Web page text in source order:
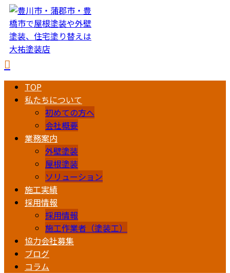
TOP
私たちについて
初めての方へ
会社概要
業務案内
外壁塗装
屋根塗装
ソリューション
施工実績
採用情報
採用情報
施工作業者（塗装工）
協力会社募集
ブログ
コラム